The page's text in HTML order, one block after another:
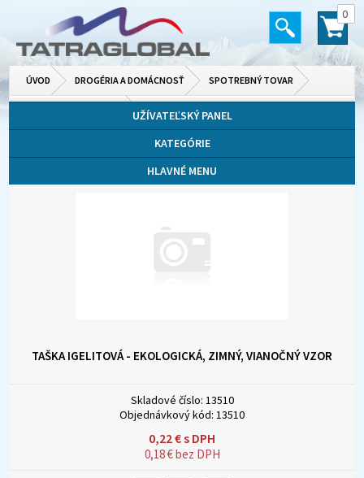
0
ÚVOD DROGÉRIA A DOMÁCNOSŤ SPOTREBNÝ TOVAR
UŽÍVATEĽSKÝ PANEL
KATEGÓRIE
HLAVNÉ MENU
TAŠKA IGELITOVÁ - EKOLOGICKÁ, ZIMNÝ, VIANOČNÝ VZOR
Skladové číslo: 13510
Objednávkový kód: 13510
0,22€s DPH
0,18€bez DPH